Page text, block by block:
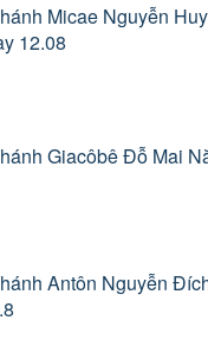
Micae Nguyễn
12.08
Giacôbê Ðỗ Mai
Antôn Nguyễn